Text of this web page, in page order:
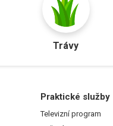
Trávy
Praktické služby
Televizní program